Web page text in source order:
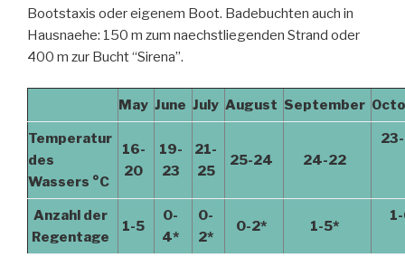
Bootstaxis oder eigenem Boot. Badebuchten auch in
Hausnaehe: 150 m zum naechstliegenden Strand oder
400 m zur Bucht “Sirena”.
May June July August September
Temperatur
des
Wassers °C
16-
20
19-
23
21-
25
25-24 24-22
Anzahl der
Regentage
1-5
0-
4*
0-
2*
0-2* 1-5*